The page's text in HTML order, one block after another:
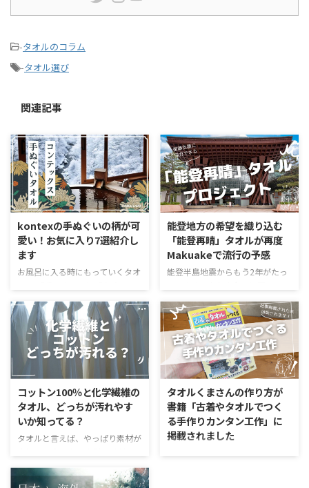
-タオルのコラム
-タオル選び
関連記事
kontexの手ぬぐいの柄が可
愛い！お気に入り7選紹介し
ます
お風呂に入る時にもっていくタオ
ル」、どっち派ですか？ タオル
は吸水力がよくてフワフワ気持ち
いい、手ぬぐいは乾きやすい。そ
れぞれにメリットはありますが、
吸水すれば乾きにくい、乾きやす
いってことは吸水力が足りない。
そんな悩みを一気に解決してくれ
るのが、今治の老舗メーカー
kontex（コンテックス）の「手ぬ
ぐいタオル（布ごよみ）」です。
今回は、私が思わずコレクション
すぎるお気に入り7選をご紹介し
ていきます。 kontex「手ぬぐい
能登地方の希望を織り込む
「能登再晴」タオルが再度
Makuakeで流行の予感
能登半島地震からもう2年がたっ
ないという話を聞きますよね。
そんな被災地である能登から届い
た、タオルに関する復興支援プロ
ジェクトが始まっています。これ
は以前も紹介した「能登再晴」の
第2弾。今回も応援購入サービス
Makuakeで高い人気を見せていま
す。 今回は、公開わずか1日で目
標金額を達成する勢いとなってい
ます。 こうした人気をみている
と、震災から時間が経った今で
コットン100％と化学繊維の
タオル、どっちが汚れやす
いか知ってる？
タオルと言えば、やっぱり素材が
けでなく、吸水性から乾きやすさ
まであらゆるところに影響するか
タオルくまさんの作り方が
書籍「古着やタオルでつく
る手作りカンタン工作」に
掲載されました